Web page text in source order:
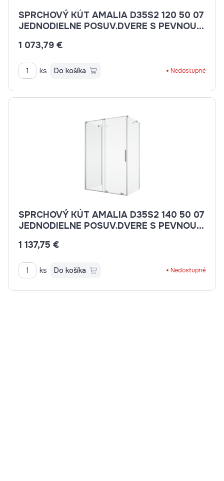
SPRCHOVÝ KÚT AMALIA D35S2 120 50 07
JEDNODIELNE POSUV.DVERE S PEVNOU
1 073,79 €
ks Do košíka Nedostupné
SPRCHOVÝ KÚT AMALIA D35S2 140 50 07
JEDNODIELNE POSUV.DVERE S PEVNOU
1 137,75 €
ks Do košíka Nedostupné